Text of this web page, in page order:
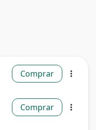
Comprar more_vert
Comprar more_vert